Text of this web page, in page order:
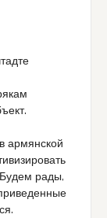
армянской
рады,